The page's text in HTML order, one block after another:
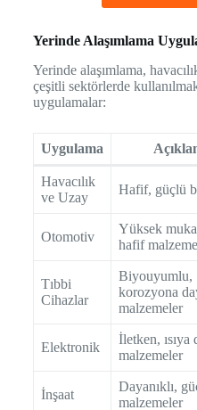
Yerinde Alaşımlama
Yerinde alaşımlama,
çeşitli sektörlerde
uygulamalar:
Uygulama
Havacılık
ve Uzay
Hafif, güçlü
Otomotiv
Yüksek
hafif
Tıbbi
Cihazlar
Biyouyumlu,
korozyona
malzemeler
Elektronik
İletken, ısıya
malzemeler
İnşaat
Dayanıklı,
malzemeler